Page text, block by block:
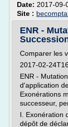
Date: 2017-09-
Site :
ENR -
Comparer les
2017-02-
ENR -
d'application
Exonérations
successeur,
I. Exonération
dépôt de